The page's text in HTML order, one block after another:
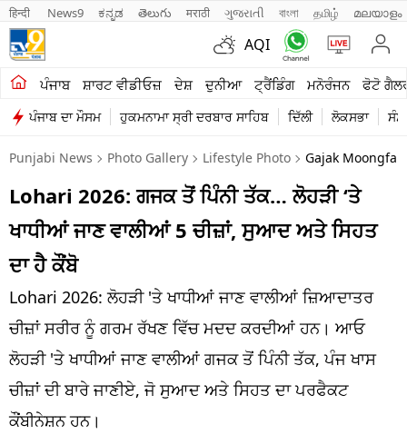
हिन्दी News9 ಕನ್ನಡ తెలుగు मराठी ગુજરાતી বাংলা தமிழ் മലയാളം
AQI
ਪੰਜਾਬ ਸ਼ਾਰਟ ਵੀਡੀਓਜ਼ ਦੇਸ਼ ਦੁਨੀਆ ਟ੍ਰੈਂਡਿੰਗ ਮਨੋਰੰਜਨ ਫੋਟੋ
ਪੰਜਾਬ ਦਾ ਮੌਸਮ ਹੁਕਮਨਾਮਾ ਸ੍ਰੀ ਦਰਬਾਰ ਸਾਹਿਬ ਦਿੱਲੀ ਲੋਕਸਭਾ
ਖੇਤੀਬਾੜੀ
ਸ਼ਾਰਟ ਵੀਡੀਓਜ਼
ਕਾਰੋਬਾਰ
ਕਰਿਅਰ
ਮਨੋਰੰਜਨ
ਦੇਸ਼
ਲਾਈਫ ਸਟਾਈਲ
ਪੰਜਾਬ
ਧਰਮ
Punjabi News Photo Gallery Lifestyle Photo Gajak
Lohari 2026: ਗਜਕ ਤੋਂ ਪਿੰਨੀ ਤੱਕ… ਲੋਹੜੀ ‘ਤੇ
ਖਾਧੀਆਂ ਜਾਣ ਵਾਲੀਆਂ 5 ਚੀਜ਼ਾਂ, ਸੁਆਦ ਅਤੇ ਸਿਹਤ
ਦਾ ਹੈ ਕੌਂਬੋ
Lohari 2026: ਲੋਹੜੀ 'ਤੇ ਖਾਧੀਆਂ ਜਾਣ ਵਾਲੀਆਂ ਜ਼ਿਆਦਾਤਰ
ਚੀਜ਼ਾਂ ਸਰੀਰ ਨੂੰ ਗਰਮ ਰੱਖਣ ਵਿੱਚ ਮਦਦ ਕਰਦੀਆਂ ਹਨ। ਆਓ
ਲੋਹੜੀ 'ਤੇ ਖਾਧੀਆਂ ਜਾਣ ਵਾਲੀਆਂ ਗਜਕ ਤੋਂ ਪਿੰਨੀ ਤੱਕ, ਪੰਜ ਖਾਸ
ਚੀਜ਼ਾਂ ਦੀ ਬਾਰੇ ਜਾਣੀਏ, ਜੋ ਸੁਆਦ ਅਤੇ ਸਿਹਤ ਦਾ ਪਰਫੈਕਟ
ਕੌਂਬੀਨੇਸ਼ਨ ਹਨ।